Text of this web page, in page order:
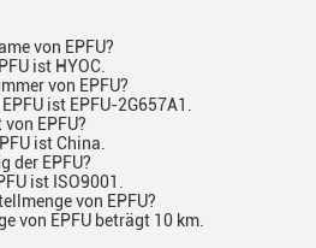
von EPFU?
ist HYOC.
von EPFU?
ist EPFU-2G657A1.
EPFU?
ist China.
der EPFU?
ist ISO9001.
von EPFU?
von EPFU beträgt 10 km.